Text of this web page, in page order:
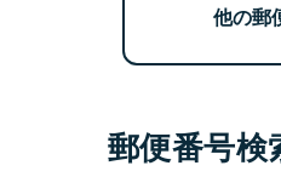
他の郵
郵便番号検